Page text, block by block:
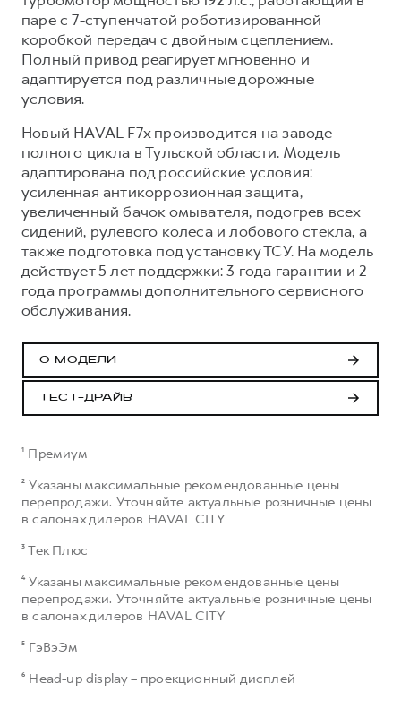
паре с 7-ступенчатой роботизированной
коробкой передач с двойным сцеплением.
Полный привод реагирует мгновенно и
адаптируется под различные дорожные
условия.
Новый HAVAL F7x производится на заводе
полного цикла в Тульской области. Модель
адаптирована под российские условия:
усиленная антикоррозионная защита,
увеличенный бачок омывателя, подогрев всех
сидений, рулевого колеса и лобового стекла, а
также подготовка под установку ТСУ. На модель
действует 5 лет поддержки: 3 года гарантии и 2
года программы дополнительного сервисного
обслуживания.
О МОДЕЛИ
ТЕСТ-ДРАЙВ
¹ Премиум
² Указаны максимальные рекомендованные цены
перепродажи. Уточняйте актуальные розничные цены
в салонах дилеров HAVAL CITY
³ Тек Плюс
⁴ Указаны максимальные рекомендованные цены
перепродажи. Уточняйте актуальные розничные цены
в салонах дилеров HAVAL CITY
⁵ ГэВэЭм
⁶ Head-up display – проекционный дисплей